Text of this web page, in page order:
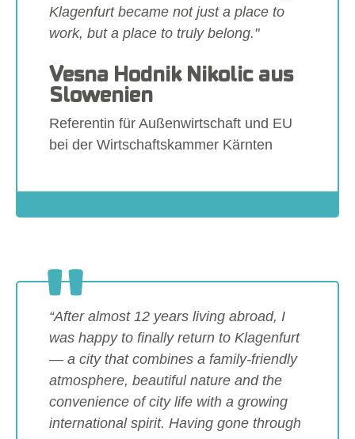
Klagenfurt became not just a place to
work, but a place to truly belong."
Vesna Hodnik Nikolic aus
Slowenien
Referentin für Außenwirtschaft und EU
bei der Wirtschaftskammer Kärnten
“After almost 12 years living abroad, I
was happy to finally return to Klagenfurt
— a city that combines a family-friendly
atmosphere, beautiful nature and the
convenience of city life with a growing
international spirit. Having gone through